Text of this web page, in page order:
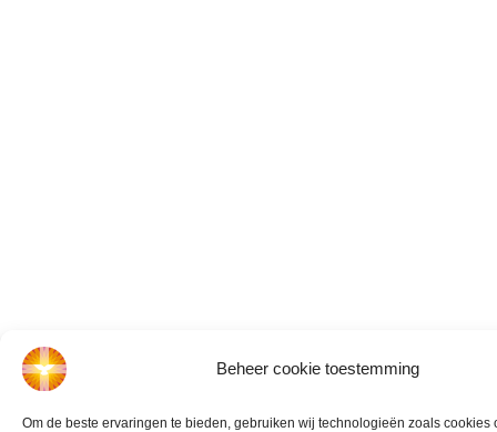
Beheer cookie toestemming
Om de beste ervaringen te bieden, gebruiken wij technologieën zoals cookies